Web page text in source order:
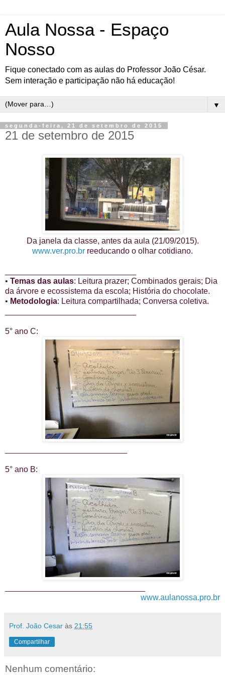
Aula Nossa - Espaço
Nosso
Fique conectado com as aulas do Professor João César.
Sem interação e participação não há educação!
▼
segunda-feira, 21 de setembro de 2015
21 de setembro de 2015
Da janela da classe, antes da aula (21/09/2015).
www.ver.pro.br reeducando o olhar cotidiano.
• Temas das aulas: Leitura prazer; Combinados gerais; Dia
da árvore e ecossistema da escola; História do chocolate.
• Metodologia: Leitura compartilhada; Conversa coletiva.
5° ano C:
5° ano B:
www.aulanossa.pro.br
Prof. João Cesar às 21:55
Compartilhar
Nenhum comentário: